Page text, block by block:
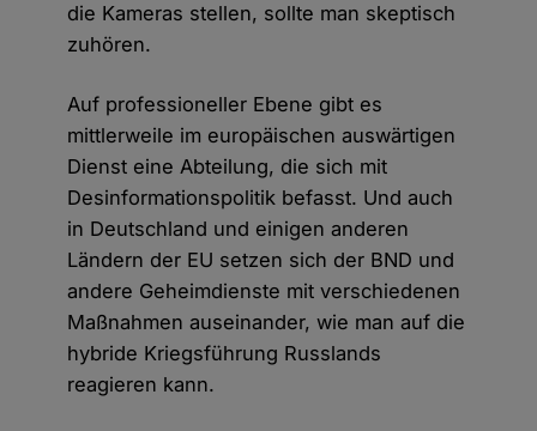
die Kameras stellen, sollte man skeptisch
zuhören.
Auf professioneller Ebene gibt es
mittlerweile im europäischen auswärtigen
Dienst eine Abteilung, die sich mit
Desinformationspolitik befasst. Und auch
in Deutschland und einigen anderen
Ländern der EU setzen sich der BND und
andere Geheimdienste mit verschiedenen
Maßnahmen auseinander, wie man auf die
hybride Kriegsführung Russlands
reagieren kann.